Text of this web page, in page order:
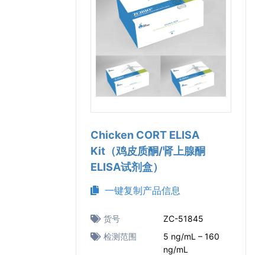
Chicken CORT ELISA
Kit（鸡皮质酮/肾上腺酮
ELISA试剂盒）
一键复制产品信息
货号
ZC-51845
检测范围
5 ng/mL – 160
ng/mL